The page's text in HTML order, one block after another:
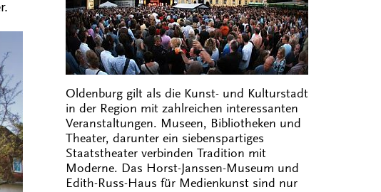
Oldenburg gilt als die Kunst- und Kulturstadt
in der Region mit zahlreichen interessanten
Veranstaltungen. Museen, Bibliotheken und
Theater, darunter ein siebenspartiges
Staatstheater verbinden Tradition mit
Moderne. Das Horst-Janssen-Museum und
Edith-Russ-Haus für Medienkunst sind nur